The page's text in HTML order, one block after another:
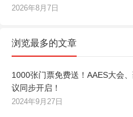
2026年8月7日
浏览最多的文章
1000张门票免费送！AAES大会
议同步开启！
2024年9月27日